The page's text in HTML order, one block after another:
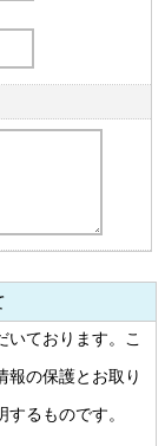
いております。こ
報の保護とお取り
るものです。